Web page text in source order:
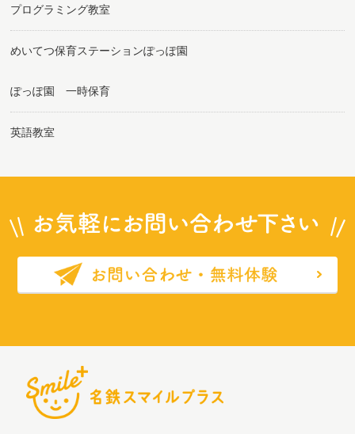
プログラミング教室
めいてつ保育ステーションぽっぽ園
ぽっぽ園 一時保育
英語教室